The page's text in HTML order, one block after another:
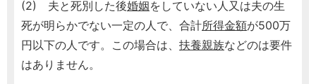
(2) 夫と死別した後婚姻をしていない人又は夫の生
死が明らかでない一定の人で、合計所得金額が500万
円以下の人です。この場合は、 扶養親族などのは要件
はありません。